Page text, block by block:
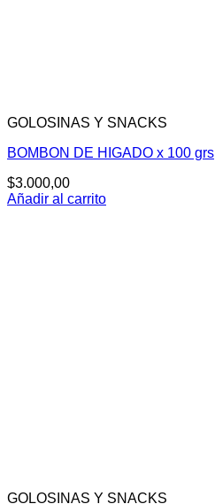
GOLOSINAS Y SNACKS
BOMBON DE HIGADO x 100 grs
$3.000,00
Añadir al carrito
GOLOSINAS Y SNACKS